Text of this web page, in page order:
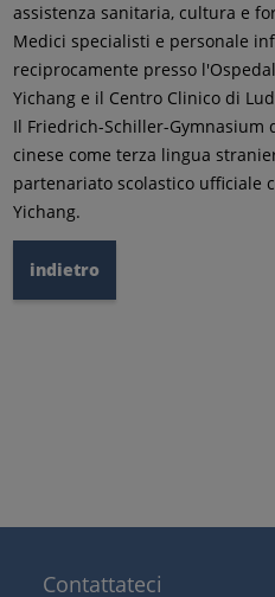
assistenza sanitaria, cultura e
Medici specialisti e personale
reciprocamente presso
Yichang e il Centro Clinico di
Il Friedrich-Schiller-Gymnasium
cinese come terza lingua
partenariato scolastico ufficiale
Yichang.
indietro
Contattateci